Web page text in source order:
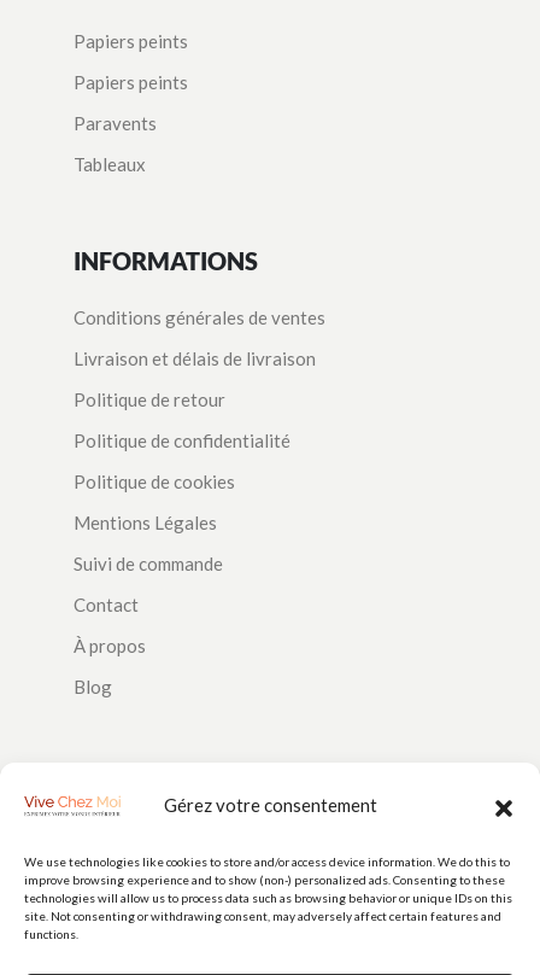
Gérez votre consentement
We use technologies like cookies to store and/or access device information. We do this to
improve browsing experience and to show (non-) personalized ads. Consenting to these
technologies will allow us to process data such as browsing behavior or unique IDs on this
site. Not consenting or withdrawing consent, may adversely affect certain features and
functions.
Papiers peints
Papiers peints
Paravents
Tableaux
INFORMATIONS
Conditions générales de ventes
Livraison et délais de livraison
Politique de retour
Politique de confidentialité
Politique de cookies
Mentions Légales
Suivi de commande
Contact
À propos
Blog
PAIEMENTS